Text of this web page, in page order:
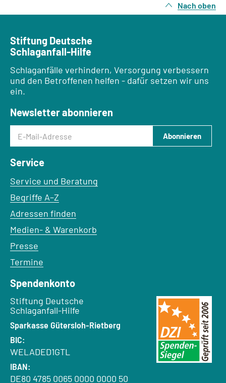
Nach oben
Stiftung Deutsche
Schlaganfall-Hilfe
Schlaganfälle verhindern, Versorgung verbessern
und den Betroffenen helfen - dafür setzen wir uns
ein.
Newsletter abonnieren
Abonnieren
Service
Service und Beratung
Begriffe A–Z
Adressen finden
Medien- & Warenkorb
Presse
Termine
Spendenkonto
Empfänger:
Stiftung Deutsche
Schlaganfall-Hilfe
Bank:
Sparkasse Gütersloh-Rietberg
BIC:
WELADED1GTL
IBAN:
DE80 4785 0065 0000 0000 50